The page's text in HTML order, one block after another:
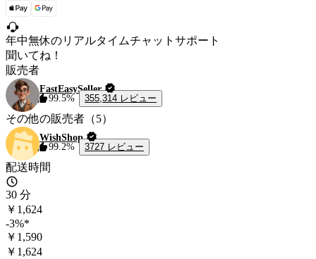
年中無休のリアルタイムチャットサポート
聞いてね！
販売者
FastEasySeller
99.5%
355,314 レビュー
その他の販売者（5）
WishShop
99.2%
3727 レビュー
配送時間
30 分
￥1,624
-3%*
￥1,590
￥1,624